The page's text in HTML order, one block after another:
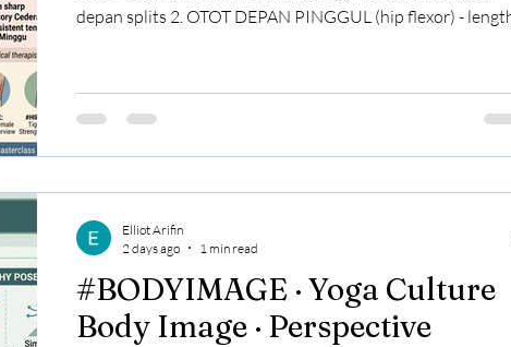
depan splits 2. OTOT DEPAN PINGGUL (hip flexor) - length
Missing salah satu = kompensasi = risk cedera The 3 drills
Drill 1 · Panjang Otot Belakang Paha (Active Straight Leg
#BODYIMAGE · Yoga Culture
Body Image · Perspective
Elliot Arifin
2 days ago
1 min read